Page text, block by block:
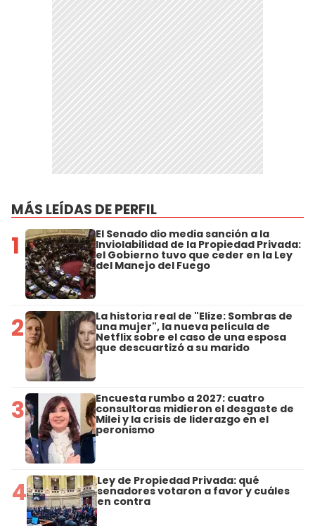
MÁS LEÍDAS DE PERFIL
1 El Senado dio media sanción a la
Inviolabilidad de la Propiedad Privada:
el Gobierno tuvo que ceder en la Ley
del Manejo del Fuego
2 La historia real de "Elize: Sombras de
una mujer", la nueva película de
Netflix sobre el caso de una esposa
que descuartizó a su marido
3 Encuesta rumbo a 2027: cuatro
consultoras midieron el desgaste de
Milei y la crisis de liderazgo en el
peronismo
4 Ley de Propiedad Privada: qué
senadores votaron a favor y cuáles
en contra